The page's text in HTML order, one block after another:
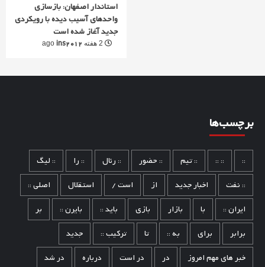
استاندار اصفهان: بازسازی
واحدهای آسیب دیده با رویکردی
جدید آغاز شده است
ins2012
برچسب‌ها
::
:: :: :: تیم :: حضور :: رئال :: را
:: لیگ
:: نفت
اخبار جدید از است / استقلال
اصلی ::
ایران ::
با بازار بازی باید :: بایرن ::
بر
برابر
برای به :: تا ترکیب ::
جدید
خبر های مهم امروز
در در است درباره در شد